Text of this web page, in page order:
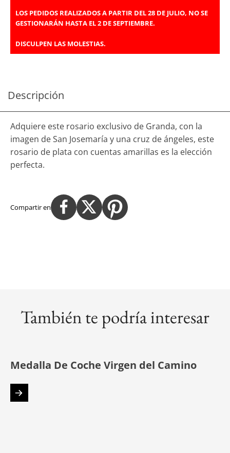
LOS PEDIDOS REALIZADOS A PARTIR DEL 28 DE JULIO, NO SE
GESTIONARÁN HASTA EL 2 DE SEPTIEMBRE.
DISCULPEN LAS MOLESTIAS.
Descripción
Adquiere este rosario exclusivo de Granda, con la
imagen de San Josemaría y una cruz de ángeles, este
rosario de plata con cuentas amarillas es la elección
perfecta.
Compartir en
También te podría interesar
Medalla De Coche Virgen del Camino